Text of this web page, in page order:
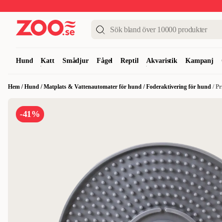
Hund Katt Smådjur Fågel Reptil Akvaristik Kampanj
Hem /Hund /Matplats & Vattenautomater för hund /Foderaktivering för hund /
-41%